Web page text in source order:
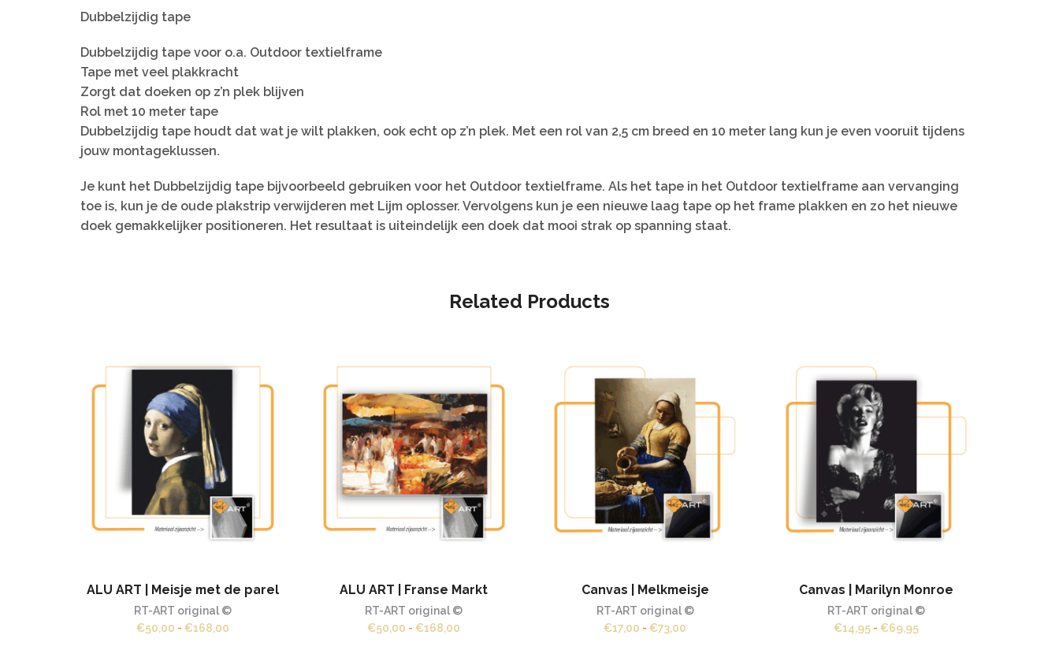
Dubbelzijdig tape
Dubbelzijdig tape voor o.a. Outdoor textielframe
Tape met veel plakkracht
Zorgt dat doeken op z’n plek blijven
Rol met 10 meter tape
Dubbelzijdig tape houdt dat wat je wilt plakken, ook echt op z’n plek. Met een rol van 2,5 cm breed en 10 meter lang kun je even vooruit tijdens
jouw montageklussen.
Je kunt het Dubbelzijdig tape bijvoorbeeld gebruiken voor het Outdoor textielframe. Als het tape in het Outdoor textielframe aan vervanging
toe is, kun je de oude plakstrip verwijderen met Lijm oplosser. Vervolgens kun je een nieuwe laag tape op het frame plakken en zo het nieuwe
doek gemakkelijker positioneren. Het resultaat is uiteindelijk een doek dat mooi strak op spanning staat.
Related Products
ALU ART | Meisje met de parel
RT-ART original ©
€50,00 - €168,00Prijsklasse:
ALU ART | Franse Markt
RT-ART original ©
€50,00 - €168,00
Canvas | Melkmeisje
RT-ART original ©
€17,00 - €73,00
Canvas | Marilyn Monroe
RT-ART original ©
€14,95 - €69,95Prijsklasse: